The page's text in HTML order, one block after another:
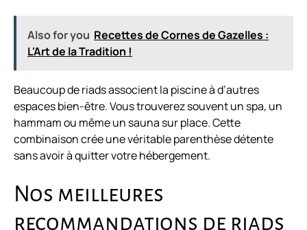
Also for you Recettes de Cornes de Gazelles :
L'Art de la Tradition !
Beaucoup de riads associent la piscine à d’autres
espaces bien-être. Vous trouverez souvent un spa, un
hammam ou même un sauna sur place. Cette
combinaison crée une véritable parenthèse détente
sans avoir à quitter votre hébergement.
Nos meilleures
recommandations de riads